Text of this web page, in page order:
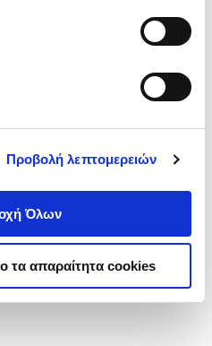
Προβολή λεπτομερειών
Όλων
τα απαραίτητα cookies